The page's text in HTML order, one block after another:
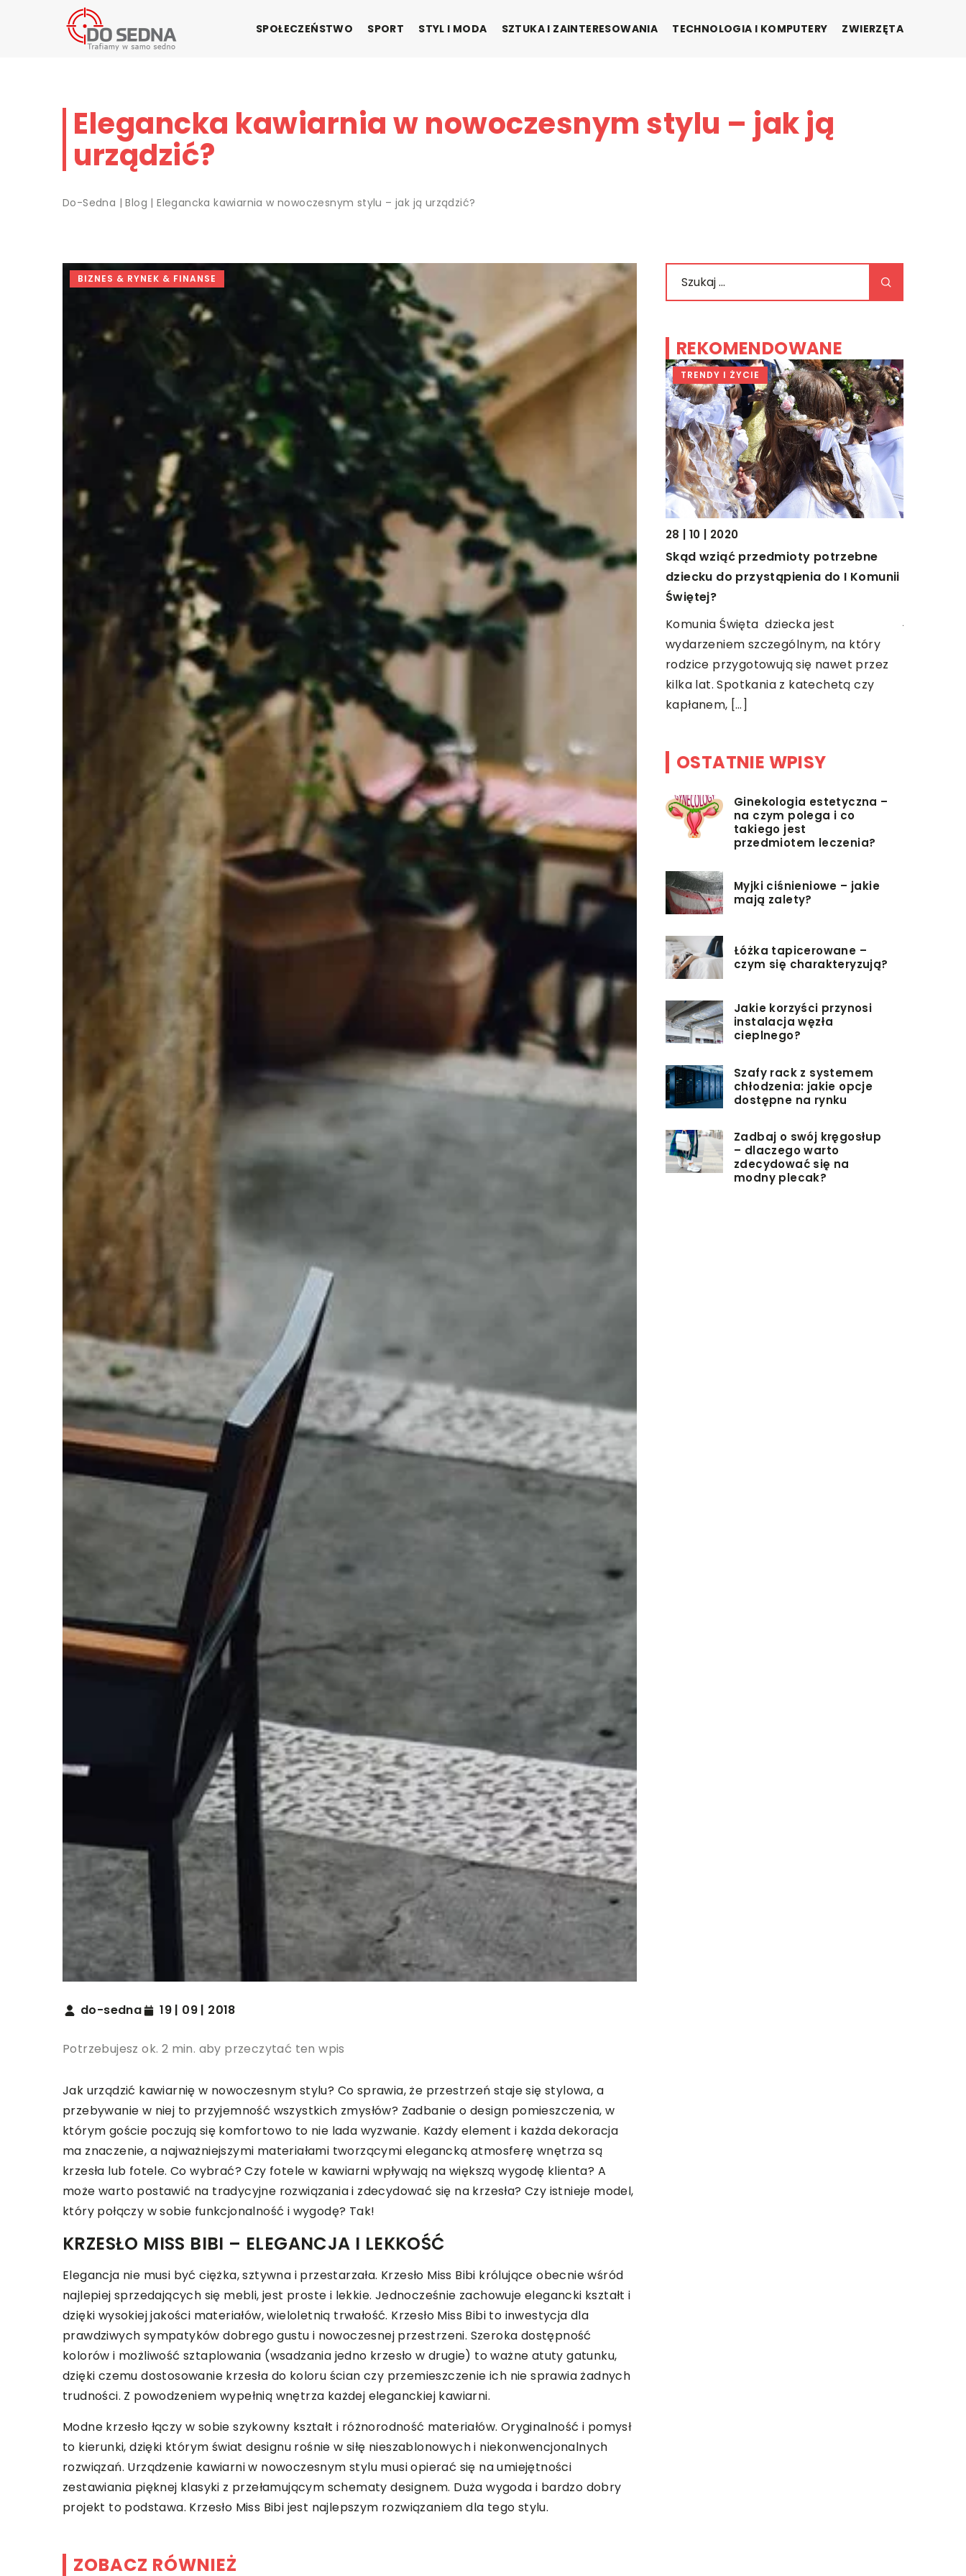
SPOŁECZEŃSTWO SPORT STYL I MODA SZTUKA I ZAINTERESOWANIA TECHNOLOGIA I KOMPUTERY ZWIERZĘTA
Elegancka kawiarnia w nowoczesnym stylu – jak ją
urządzić?
Do-Sedna |Blog |Elegancka kawiarnia w nowoczesnym stylu – jak ją urządzić?
BIZNES & RYNEK & FINANSE
do-sedna 19 | 09 | 2018
Potrzebujesz ok. 2 min. aby przeczytać ten wpis
Jak urządzić kawiarnię w nowoczesnym stylu? Co sprawia, że przestrzeń staje się stylowa, a
przebywanie w niej to przyjemność wszystkich zmysłów? Zadbanie o design pomieszczenia, w
którym goście poczują się komfortowo to nie lada wyzwanie. Każdy element i każda dekoracja
ma znaczenie, a najważniejszymi materiałami tworzącymi elegancką atmosferę wnętrza są
krzesła lub fotele. Co wybrać? Czy fotele w kawiarni wpływają na większą wygodę klienta? A
może warto postawić na tradycyjne rozwiązania i zdecydować się na krzesła? Czy istnieje model,
który połączy w sobie funkcjonalność i wygodę? Tak!
KRZESŁO MISS BIBI – ELEGANCJA I LEKKOŚĆ
Elegancja nie musi być ciężka, sztywna i przestarzała. Krzesło Miss Bibi królujące obecnie wśród
najlepiej sprzedających się mebli, jest proste i lekkie. Jednocześnie zachowuje elegancki kształt i
dzięki wysokiej jakości materiałów, wieloletnią trwałość. Krzesło Miss Bibi to inwestycja dla
prawdziwych sympatyków dobrego gustu i nowoczesnej przestrzeni. Szeroka dostępność
kolorów i możliwość sztaplowania (wsadzania jedno krzesło w drugie) to ważne atuty gatunku,
dzięki czemu dostosowanie krzesła do koloru ścian czy przemieszczenie ich nie sprawia żadnych
trudności. Z powodzeniem wypełnią wnętrza każdej eleganckiej kawiarni.
Modne krzesło łączy w sobie szykowny kształt i różnorodność materiałów. Oryginalność i pomysł
to kierunki, dzięki którym świat designu rośnie w siłę nieszablonowych i niekonwencjonalnych
rozwiązań. Urządzenie kawiarni w nowoczesnym stylu musi opierać się na umiejętności
zestawiania pięknej klasyki z przełamującym schematy designem. Duża wygoda i bardzo dobry
projekt to podstawa. Krzesło Miss Bibi jest najlepszym rozwiązaniem dla tego stylu.
ZOBACZ RÓWNIEŻ
REKOMENDOWANE
29 | 01 | 2021
Co przygotować na kilkudniową
wyprawę rowerową?
Wyprawa rowerowa trwająca kilka dni
jest znakomitym sposobem na
skuteczne wyczyszczenie umysłu,
pozbycie się stresu i zakosztowanie
pełnej wolności. Najlepiej […]
BIZNES & RYNEK & FINANSE
10 | 08 | 2018
Jednorazowe naczynia i opakowania
na jedzenie w dobrej cenie – gdzie ich
Biznes gastronomiczny to bardzo dobry
pomysł na połączenie pasji, jaką może
być gotowanie, z pracą zarobkową. Z
TRENDY I ŻYCIE
28 | 10 | 2020
Skąd wziąć przedmioty potrzebne
dziecku do przystąpienia do I Komunii
Świętej?
Komunia Święta dziecka jest
wydarzeniem szczególnym, na który
rodzice przygotowują się nawet przez
kilka lat. Spotkania z katechetą czy
kapłanem, […]
OSTATNIE WPISY
Ginekologia estetyczna –
na czym polega i co
takiego jest
przedmiotem leczenia?
Myjki ciśnieniowe – jakie
mają zalety?
Łóżka tapicerowane –
czym się charakteryzują?
Jakie korzyści przynosi
instalacja węzła
cieplnego?
Szafy rack z systemem
chłodzenia: jakie opcje
dostępne na rynku
Zadbaj o swój kręgosłup
– dlaczego warto
zdecydować się na
modny plecak?